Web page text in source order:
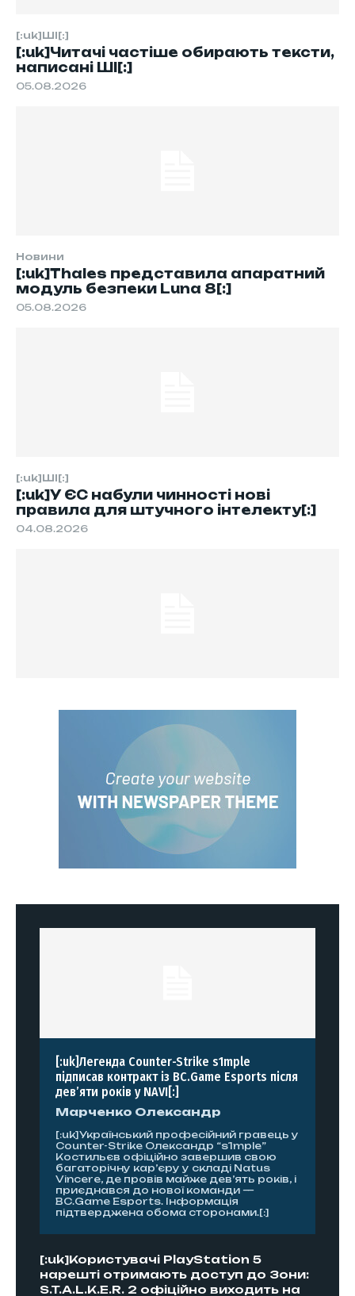
[:uk]ШІ[:]
[:uk]Читачі частіше обирають тексти,
написані ШІ[:]
05.08.2026
Новини
[:uk]Thales представила апаратний
модуль безпеки Luna 8[:]
05.08.2026
[:uk]ШІ[:]
[:uk]У ЄС набули чинності нові
правила для штучного інтелекту[:]
04.08.2026
[:uk]Легенда Counter-Strike s1mple
підписав контракт із BC.Game Esports після
дев’яти років у NAVI[:]
Марченко Олександр
[:uk]Український професійний гравець у
Counter-Strike Олександр “s1mple”
Костильєв офіційно завершив свою
багаторічну кар’єру у складі Natus
Vincere, де провів майже дев’ять років, і
приєднався до нової команди —
BC.Game Esports. Інформація
підтверджена обома сторонами.[:]
[:uk]Користувачі PlayStation 5
нарешті отримають доступ до Зони:
S.T.A.L.K.E.R. 2 офіційно виходить на